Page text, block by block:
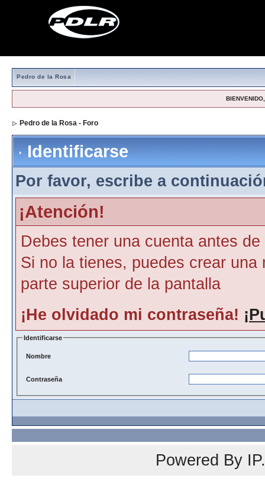
Pedro de la Rosa
Pedro de la Rosa - Foro
Identificarse
Por favor, escribe a
¡Atención!
Debes tener una cuenta antes
Si no la tienes, puedes crear
parte superior de la pantalla
¡He olvidado mi contraseña!
Identificarse
Nombre
Contraseña
Powered By